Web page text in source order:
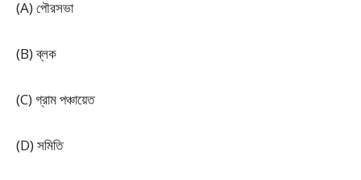
(A) পৌরসভা
(B) ব্লক
(C) গ্রাম পঞ্চায়েত
(D) সমিতি